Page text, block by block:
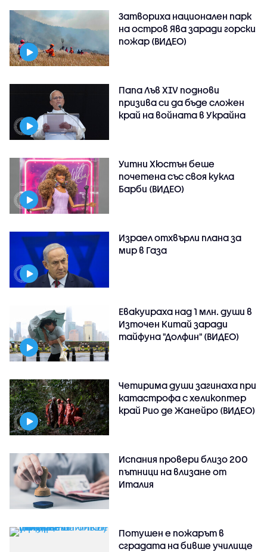
Затвориха национален парк
на остров Ява заради горски
пожар (ВИДЕО)
Папа Лъв XIV поднови
призива си да бъде сложен
край на войната в Украйна
Уитни Хюстън беше
почетена със своя кукла
Барби (ВИДЕО)
Израел отхвърли плана за
мир в Газа
Евакуираха над 1 млн. души в
Източен Китай заради
тайфуна "Долфин" (ВИДЕО)
Четирима души загинаха при
катастрофа с хеликоптер
край Рио де Жанейро (ВИДЕО)
Испания провери близо 200
пътници на влизане от
Италия
Потушен е пожарът в
сградата на бивше училище